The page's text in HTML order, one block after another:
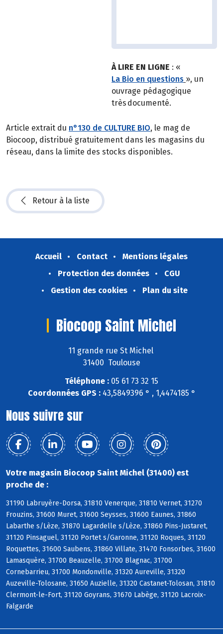
À LIRE EN LIGNE : «
La Bio en questions », un
ouvrage pédagogique
très documenté.
Article extrait du n°130 de CULTURE BIO, le mag de
Biocoop, distribué gratuitement dans les magasins du
réseau, dans la limite des stocks disponibles.
Retour à la liste
Accueil Contact
Mentions légales
Protection des données
CGU
Gestion des cookies
Plan du site
Biocoop Saint Michel
11 grande rue St Michel
31400 Toulouse
Téléphone : 05 61 73 32 15
Coordonnées GPS :43,5849396 ° , 1,4474185 °
Nous suivre sur
Votre magasin Biocoop Saint Michel (31400) est
proche de :
31190 Labruyère-Dorsa, 31810 Venerque, 31810 Vernet, 31270
Frouzins, 31600 Muret, 31600 Seysses, 31600 Eaunes, 31860
Labarthe s/Lèze, 31870 Lagardelle s/Lèze, 31860 Pins-Justaret,
31120 Pinsaguel, 31120 Portet s/Garonne, 31120 Roques, 31120
Roquettes, 31600 Saubens, 31860 Villate, 31470 Fonsorbes, 31600
Lamasquère, 31700 Beauzelle, 31700 Blagnac, 31700
Cornebarrieu, 31700 Mondonville, 31320 Aureville, 31320
Auzeville-Tolosane, 31650 Auzielle, 31320 Castanet-Tolosan, 31810
Clermont-le-Fort, 31120 Goyrans, 31670 Labège, 31120 Lacroix-
Falgarde